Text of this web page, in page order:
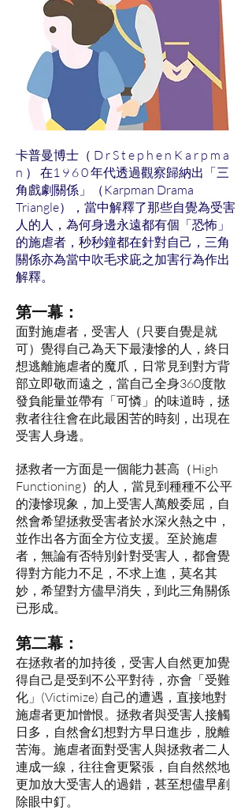
卡普曼博士（ D r S t e p h e n K a r p m a
n ） 在1 9 6 0 年代透過觀察歸納出「三
角戲劇關係」（Karpman Drama
Triangle），當中解釋了那些自覺為受害
人的人，為何身邊永遠都有個「恐怖」
的施虐者，秒秒鐘都在針對自己，三角
關係亦為當中吹毛求庛之加害行為作出
解釋。
第一幕：
面對施虐者，受害人（只要自覺是就
可）覺得自己為天下最淒慘的人，終日
想逃離施虐者的魔爪，日常見到對方背
部立即敬而遠之，當自己全身360度散
發負能量並帶有「可憐」的味道時，拯
救者往往會在此最困苦的時刻，出現在
受害人身邊。
拯救者一方面是一個能力甚高（High
Functioning）的人，當見到種種不公平
的淒慘現象，加上受害人萬般委屈，自
然會希望拯救受害者於水深火熱之中，
並作出各方面全方位支援。至於施虐
者，無論有否特別針對受害人，都會覺
得對方能力不足，不求上進，莫名其
妙，希望對方儘早消失，到此三角關係
已形成。
第二幕：
在拯救者的加持後，受害人自然更加覺
得自己是受到不公平對待，亦會「受難
化」(Victimize) 自己的遭遇，直接地對
施虐者更加憎恨。拯救者與受害人接觸
日多，自然會幻想對方早日進步，脫離
苦海。施虐者面對受害人與拯救者二人
連成一線，往往會更緊張，自自然然地
更加放大受害人的過錯，甚至想儘早剷
除眼中釘。